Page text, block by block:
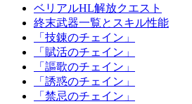
ベリアルHL解放クエスト
終末武器一覧とスキル性能
「技錬のチェイン」
「賦活のチェイン」
「謳歌のチェイン」
「誘惑のチェイン」
「禁忌のチェイン」